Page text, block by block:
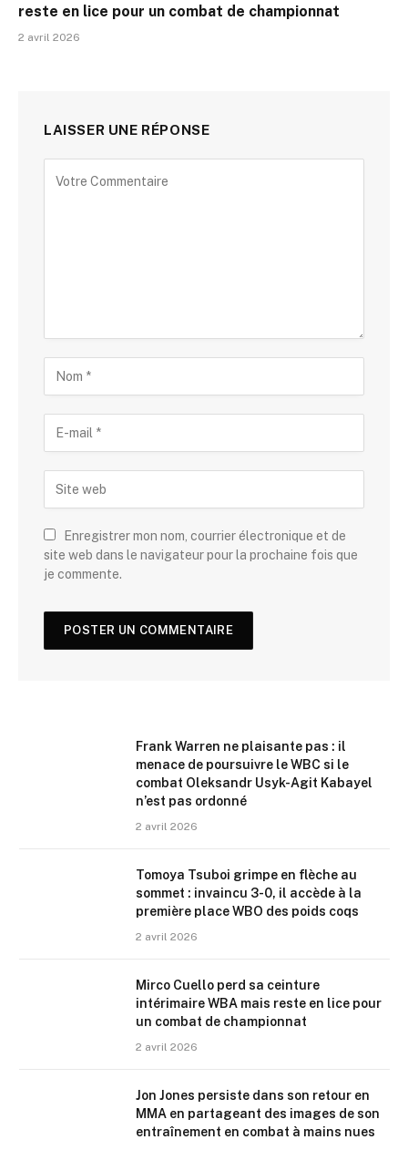
reste en lice pour un combat de championnat
2 avril 2026
LAISSER UNE RÉPONSE
Enregistrer mon nom, courrier électronique et de
site web dans le navigateur pour la prochaine fois que
je commente.
Frank Warren ne plaisante pas : il
menace de poursuivre le WBC si le
combat Oleksandr Usyk-Agit Kabayel
n’est pas ordonné
2 avril 2026
Tomoya Tsuboi grimpe en flèche au
sommet : invaincu 3-0, il accède à la
première place WBO des poids coqs
2 avril 2026
Mirco Cuello perd sa ceinture
intérimaire WBA mais reste en lice pour
un combat de championnat
2 avril 2026
Jon Jones persiste dans son retour en
MMA en partageant des images de son
entraînement en combat à mains nues